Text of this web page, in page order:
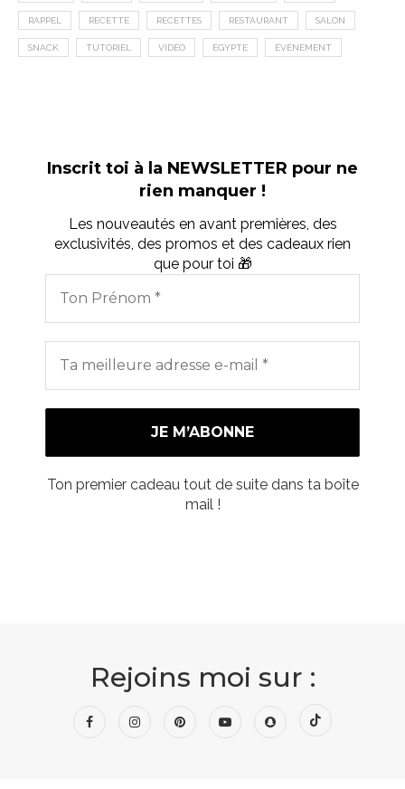
RAPPEL RECETTE RECETTES RESTAURANT SALON
SNACK TUTORIEL VIDÉO ÉGYPTE ÉVÉNEMENT
Inscrit toi à la NEWSLETTER pour ne
rien manquer !
Les nouveautés en avant premières, des
exclusivités, des promos et des cadeaux rien
que pour toi 🎁
Ton premier cadeau tout de suite dans ta boîte
mail !
Rejoins moi sur :